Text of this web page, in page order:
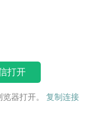
打开
器打开。 复制连接